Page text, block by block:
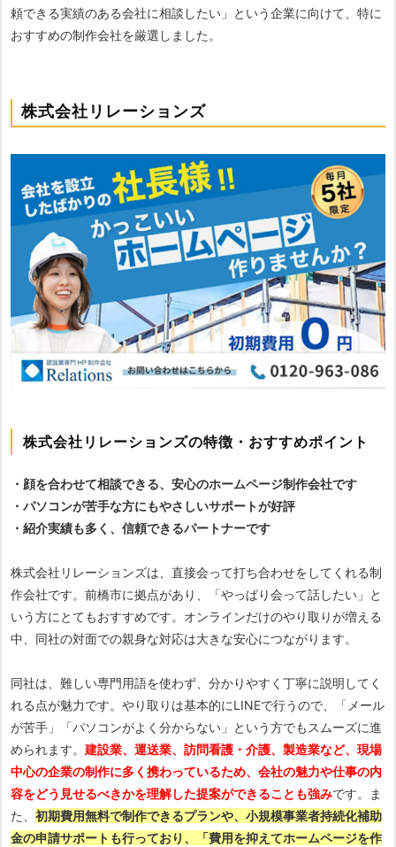
頼できる実績のある会社に相談したい」という企業に向けて、特に
おすすめの制作会社を厳選しました。
株式会社リレーションズ
株式会社リレーションズの特徴・おすすめポイント
・顔を合わせて相談できる、安心のホームページ制作会社です
・パソコンが苦手な方にもやさしいサポートが好評
・紹介実績も多く、信頼できるパートナーです
株式会社リレーションズは、直接会って打ち合わせをしてくれる制
作会社です。前橋市に拠点があり、「やっぱり会って話したい」と
いう方にとてもおすすめです。オンラインだけのやり取りが増える
中、同社の対面での親身な対応は大きな安心につながります。
同社は、難しい専門用語を使わず、分かりやすく丁寧に説明してく
れる点が魅力です。やり取りは基本的にLINEで行うので、「メール
が苦手」「パソコンがよく分からない」という方でもスムーズに進
められます。 建設業、運送業、訪問看護・介護、製造業など、現場
中心の企業の制作に多く携わっているため、会社の魅力や仕事の内
容をどう見せるべきかを理解した提案ができることも強みです。ま
た、 初期費用無料で制作できるプランや、小規模事業者持続化補助
金の申請サポートも行っており、「費用を抑えてホームページを作